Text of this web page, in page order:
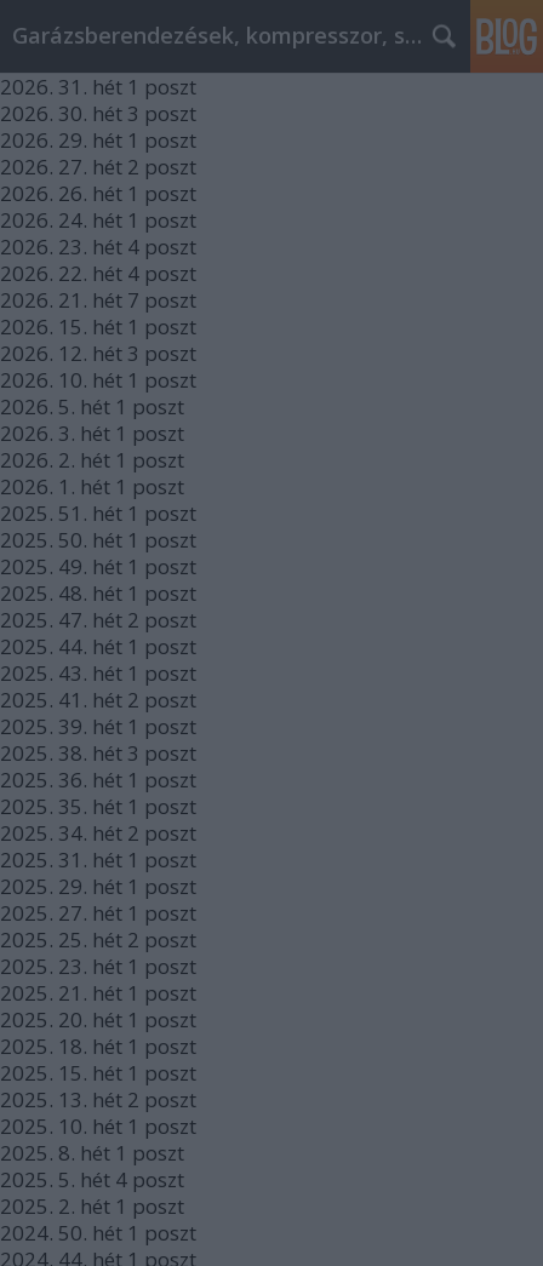
Garázsberendezések, kompresszor, szekrény
2026. 31. hét 1 poszt
2026. 30. hét 3 poszt
2026. 29. hét 1 poszt
2026. 27. hét 2 poszt
2026. 26. hét 1 poszt
2026. 24. hét 1 poszt
2026. 23. hét 4 poszt
2026. 22. hét 4 poszt
2026. 21. hét 7 poszt
2026. 15. hét 1 poszt
2026. 12. hét 3 poszt
2026. 10. hét 1 poszt
2026. 5. hét 1 poszt
2026. 3. hét 1 poszt
2026. 2. hét 1 poszt
2026. 1. hét 1 poszt
2025. 51. hét 1 poszt
2025. 50. hét 1 poszt
2025. 49. hét 1 poszt
2025. 48. hét 1 poszt
2025. 47. hét 2 poszt
2025. 44. hét 1 poszt
2025. 43. hét 1 poszt
2025. 41. hét 2 poszt
2025. 39. hét 1 poszt
2025. 38. hét 3 poszt
2025. 36. hét 1 poszt
2025. 35. hét 1 poszt
2025. 34. hét 2 poszt
2025. 31. hét 1 poszt
2025. 29. hét 1 poszt
2025. 27. hét 1 poszt
2025. 25. hét 2 poszt
2025. 23. hét 1 poszt
2025. 21. hét 1 poszt
2025. 20. hét 1 poszt
2025. 18. hét 1 poszt
2025. 15. hét 1 poszt
2025. 13. hét 2 poszt
2025. 10. hét 1 poszt
2025. 8. hét 1 poszt
2025. 5. hét 4 poszt
2025. 2. hét 1 poszt
2024. 50. hét 1 poszt
2024. 44. hét 1 poszt